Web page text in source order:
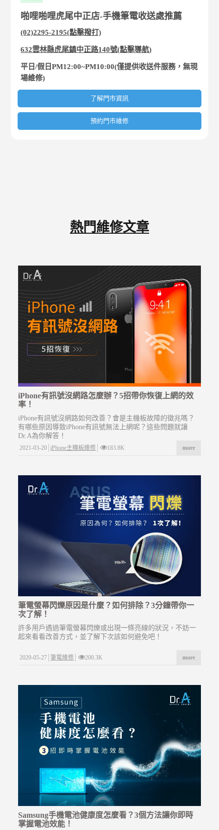
啪哩啪哩虎尾中正店-手機筆電收送處推薦
(02)2295-2195(點擊撥打)
632雲林縣虎尾鎮中正路140號(點擊導航)
平日/假日PM12:00~PM10:00(僅提供收送件服務，無現
場維修)
了解門市資訊
預約門市維修
熱門維修文章
iPhone有訊號沒網路怎麼辦？5招帶你恢復上網的效
率！
iPhone有訊號沒網路如何改善？會是主機板故障的徵兆嗎？
有哪些原因導致iPhone有訊號無法上網呢？這些問題就讓
Dr.A為你解答！
2021-03-20 iPhone主機板維修 183.8K more
筆電螢幕閃爍原因是什麼？如何排除？3分鐘帶你一
次了解！
許多用戶遇過筆電螢幕閃爍或出現一條亮線的狀況，不妨一
起來看看改善方式，並了解下次該如何避免吧！
2020-05-27 筆電維修 200.3K more
Samsung手機電池健康度怎麼看？3個方法讓你即時
掌握電池效能！